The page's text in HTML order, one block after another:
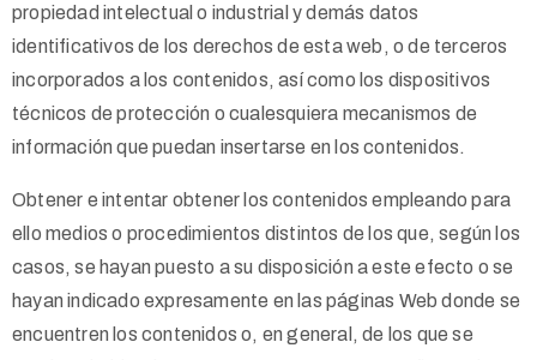
propiedad intelectual o industrial y demás datos
identificativos de los derechos de esta web , o de terceros
incorporados a los contenidos, así como los dispositivos
técnicos de protección o cualesquiera mecanismos de
información que puedan insertarse en los contenidos.
Obtener e intentar obtener los contenidos empleando para
ello medios o procedimientos distintos de los que, según los
casos, se hayan puesto a su disposición a este efecto o se
hayan indicado expresamente en las páginas Web donde se
encuentren los contenidos o, en general, de los que se